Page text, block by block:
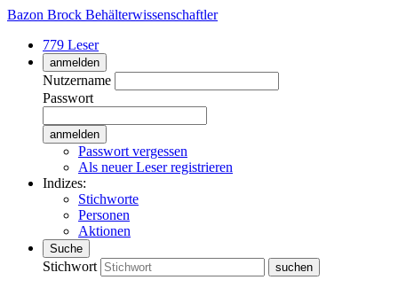
Bazon Brock Behälterwissenschaftler
779 Leser
anmelden
Nutzername
Passwort
Passwort vergessen
Als neuer Leser registrieren
Indizes:
Stichworte
Personen
Aktionen
Suche
Stichwort